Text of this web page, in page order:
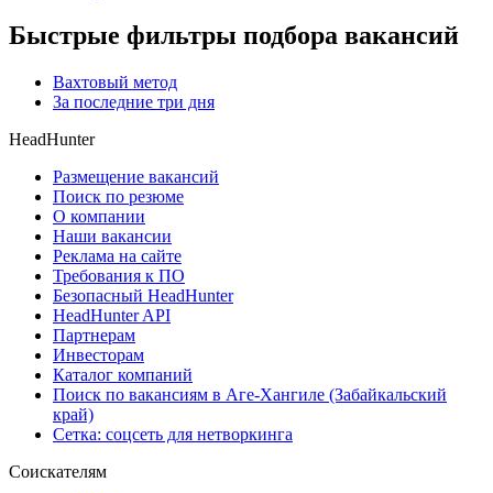
Быстрые фильтры подбора вакансий
Вахтовый метод
За последние три дня
HeadHunter
Размещение вакансий
Поиск по резюме
О компании
Наши вакансии
Реклама на сайте
Требования к ПО
Безопасный HeadHunter
HeadHunter API
Партнерам
Инвесторам
Каталог компаний
Поиск по вакансиям в Аге-Хангиле (Забайкальский
край)
Сетка: соцсеть для нетворкинга
Соискателям